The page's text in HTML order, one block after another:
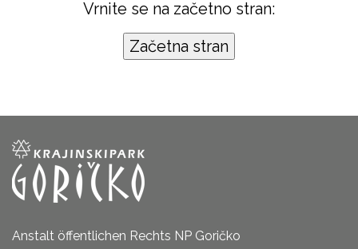
Vrnite se na začetno stran:
Anstalt öffentlichen Rechts NP Goričko